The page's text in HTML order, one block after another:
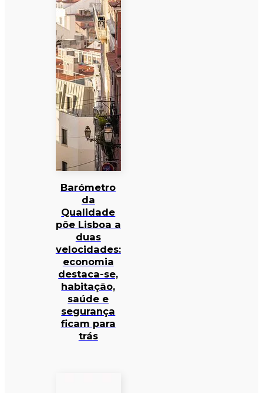
Barómetro
da
Qualidade
põe Lisboa a
duas
velocidades:
economia
destaca-se,
habitação,
saúde e
segurança
ficam para
trás